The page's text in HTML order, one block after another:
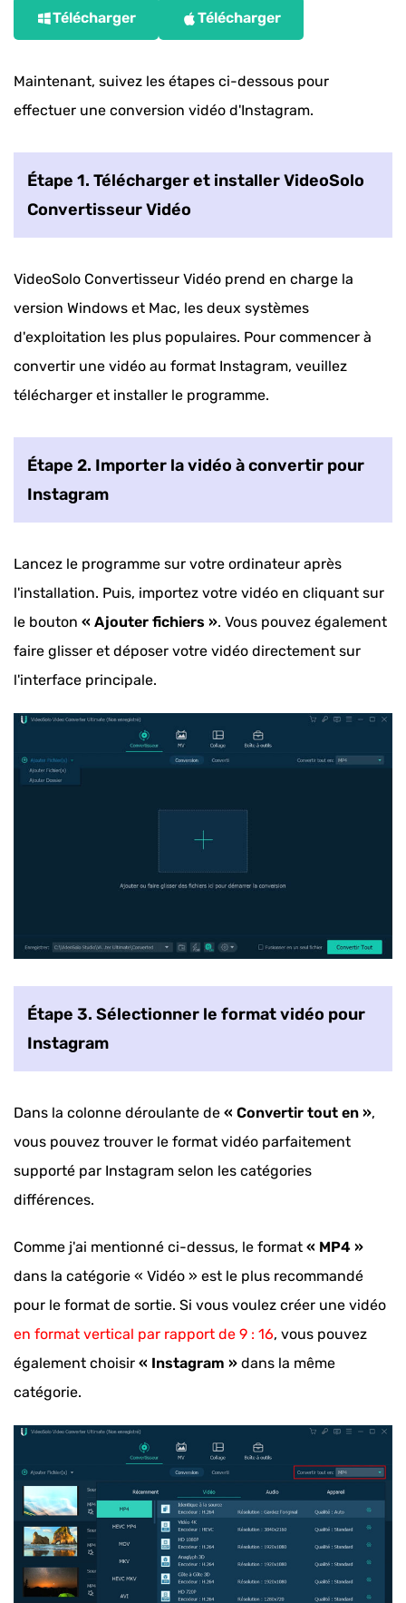
Télécharger Télécharger
Maintenant, suivez les étapes ci-dessous pour
effectuer une conversion vidéo d'Instagram.
Étape 1. Télécharger et installer VideoSolo
Convertisseur Vidéo
VideoSolo Convertisseur Vidéo prend en charge la
version Windows et Mac, les deux systèmes
d'exploitation les plus populaires. Pour commencer à
convertir une vidéo au format Instagram, veuillez
télécharger et installer le programme.
Étape 2. Importer la vidéo à convertir pour
Instagram
Lancez le programme sur votre ordinateur après
l'installation. Puis, importez votre vidéo en cliquant sur
le bouton « Ajouter fichiers ». Vous pouvez également
faire glisser et déposer votre vidéo directement sur
l'interface principale.
Étape 3. Sélectionner le format vidéo pour
Instagram
Dans la colonne déroulante de « Convertir tout en »,
vous pouvez trouver le format vidéo parfaitement
supporté par Instagram selon les catégories
différences.
Comme j'ai mentionné ci-dessus, le format « MP4 »
dans la catégorie « Vidéo » est le plus recommandé
pour le format de sortie. Si vous voulez créer une vidéo
en format vertical par rapport de 9 : 16, vous pouvez
également choisir « Instagram » dans la même
catégorie.